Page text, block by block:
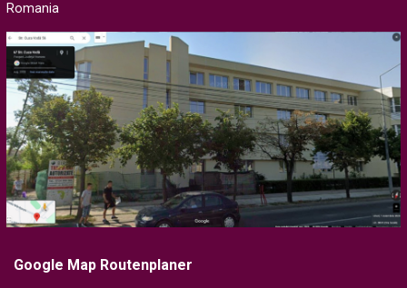
Romania
Google Map Routenplaner